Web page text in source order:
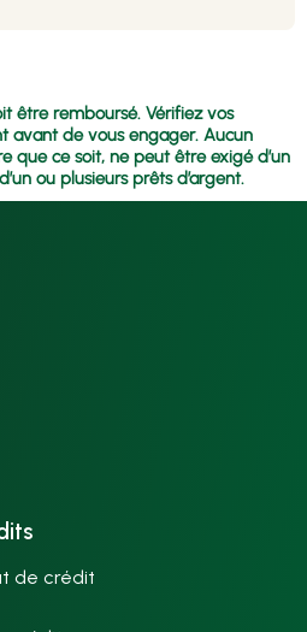
l’objet de procédures pouvant
avoir pris connaissance des
sur votre situation.
être remboursé. Vérifiez vos
avant de vous engager. Aucun
que ce soit, ne peut être exigé d’un
ou plusieurs prêts d’argent.
de crédit